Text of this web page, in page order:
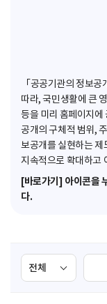
「공공기관의 정보
따라, 국민생활에 큰
등을 미리 홈페이지에
공개의 구체적 범위,
보공개를 실현하는 제
지속적으로 확대하고
[바로가기] 아이콘을
다.
검
색
색